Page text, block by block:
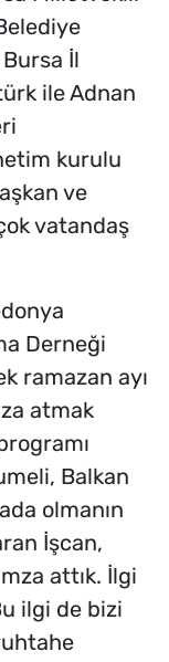
Bursa İl
ile Adnan
kurulu
ve
vatandaş
Derneği
ramazan ayı
atmak
Balkan
olmanın
İşcan,
attık. İlgi
ilgi de bizi